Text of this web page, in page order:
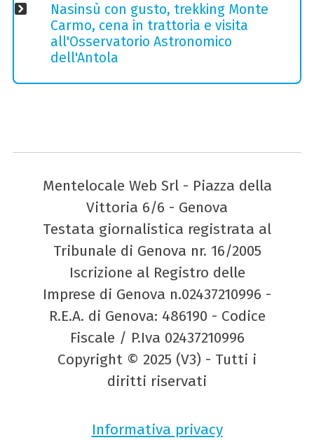
Nasinsù con gusto, trekking Monte
Carmo, cena in trattoria e visita
all'Osservatorio Astronomico
dell'Antola
Mentelocale Web Srl - Piazza della
Vittoria 6/6 - Genova
Testata giornalistica registrata al
Tribunale di Genova nr. 16/2005
Iscrizione al Registro delle
Imprese di Genova n.02437210996 -
R.E.A. di Genova: 486190 - Codice
Fiscale / P.Iva 02437210996
Copyright © 2025 (V3) - Tutti i
diritti riservati
Informativa privacy